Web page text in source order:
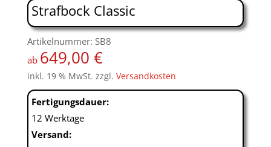
Strafbock Classic
Artikelnummer: SB8
ab 649,00 €
inkl. 19 % MwSt. zzgl. Versandkosten
Fertigungsdauer:
12 Werktage
Versand: